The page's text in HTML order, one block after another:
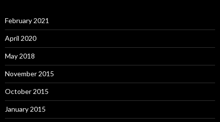
February 2021
April 2020
May 2018
November 2015
October 2015
January 2015